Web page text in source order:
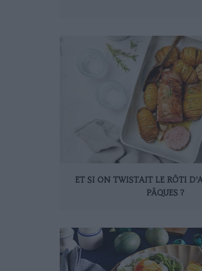
ET SI ON TWISTAIT LE RÔTI
PÂQUES ?